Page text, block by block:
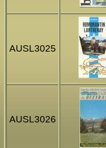
AUSL3025
AUSL3026